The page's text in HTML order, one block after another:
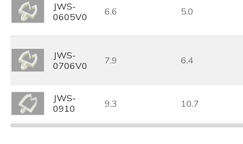
JWS-
0605V0
6.6 5.0
JWS-
0706V0
7.9 6.4
JWS-
0910
9.3 10.7